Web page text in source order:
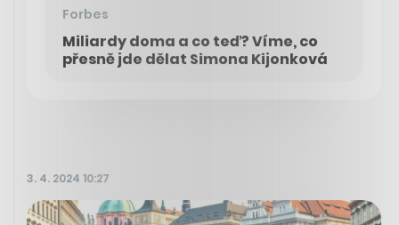
Forbes
Miliardy doma a co teď? Víme, co
přesně jde dělat Simona Kijonková
3. 4. 2024 10:27